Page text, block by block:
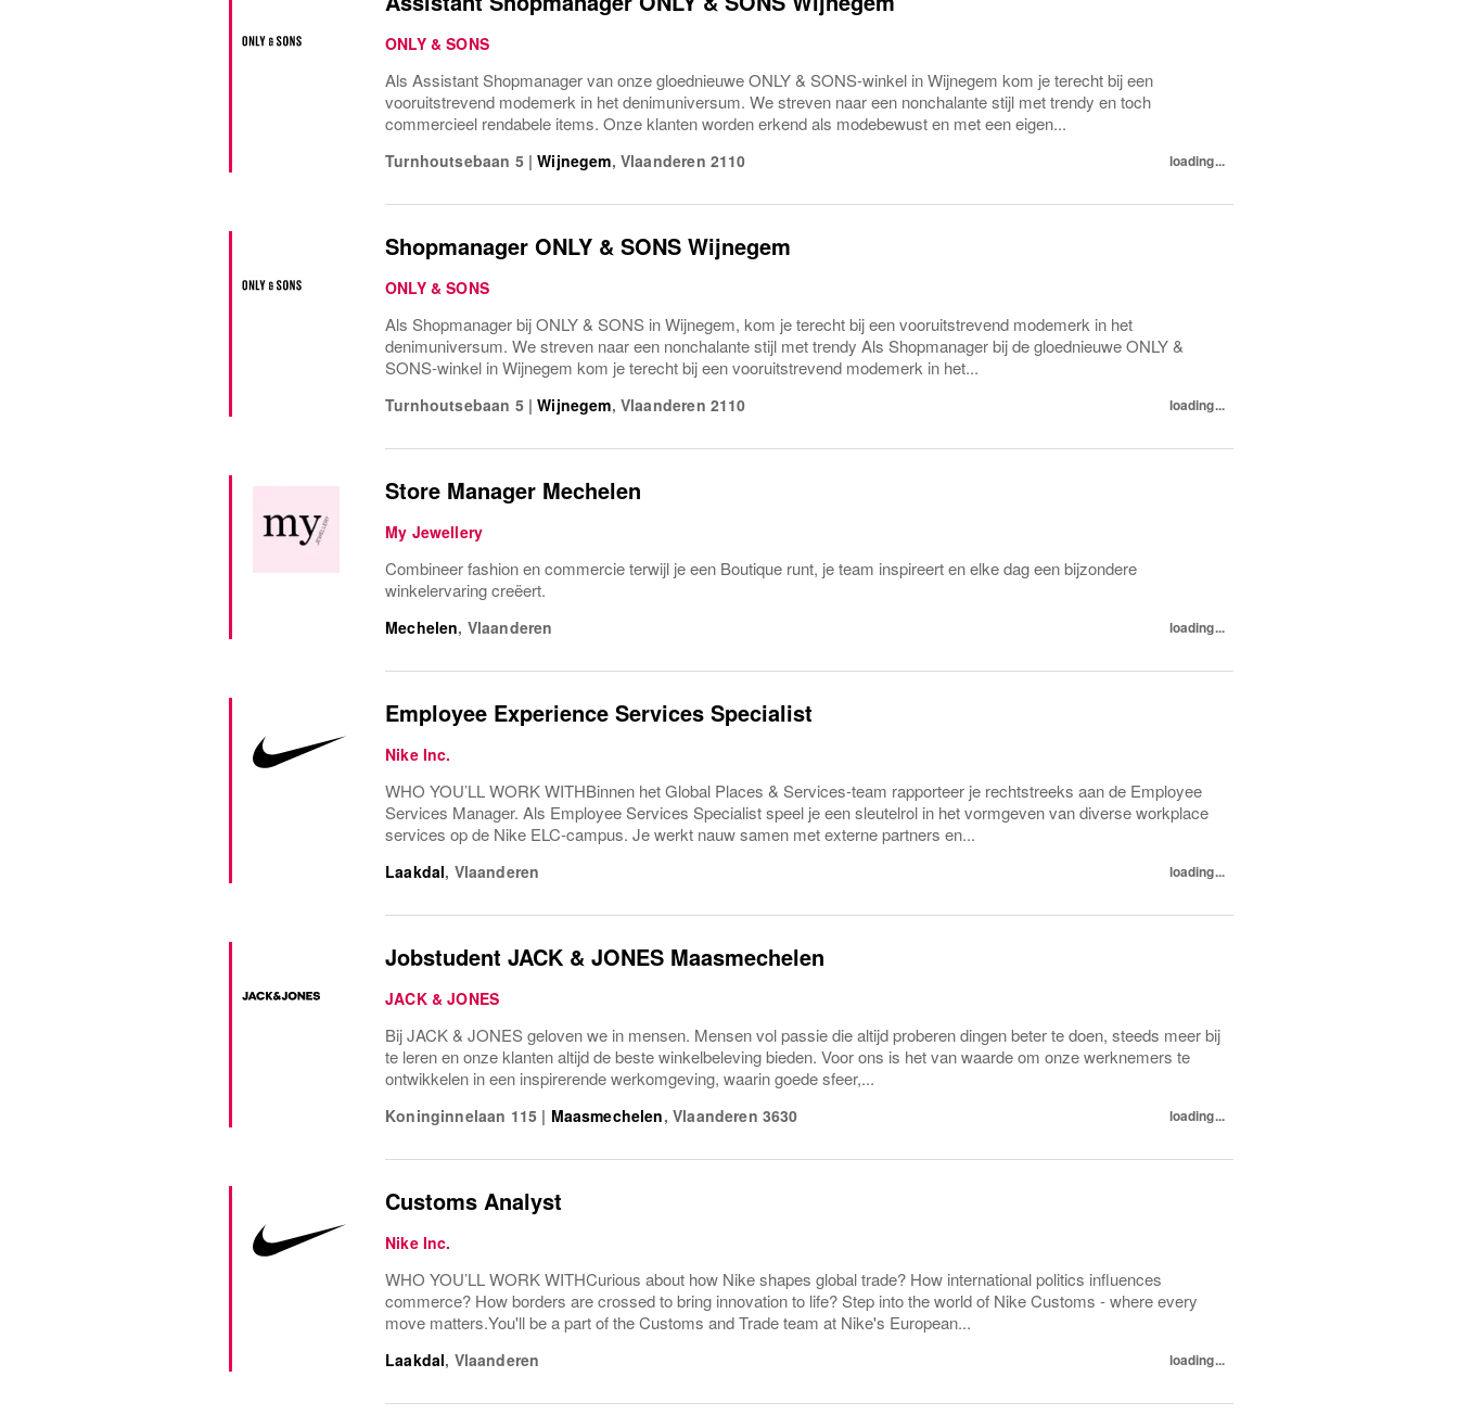
ONLY & SONS
Als Assistant Shopmanager van onze gloednieuwe ONLY & SONS-winkel in Wijnegem kom je terecht bij een
vooruitstrevend modemerk in het denimuniversum. We streven naar een nonchalante stijl met trendy en toch
commercieel rendabele items. Onze klanten worden erkend als modebewust en met een eigen...
Turnhoutsebaan 5 | Wijnegem, Vlaanderen 2110 loading...
Shopmanager ONLY & SONS Wijnegem
ONLY & SONS
Als Shopmanager bij ONLY & SONS in Wijnegem, kom je terecht bij een vooruitstrevend modemerk in het
denimuniversum. We streven naar een nonchalante stijl met trendy Als Shopmanager bij de gloednieuwe ONLY &
SONS-winkel in Wijnegem kom je terecht bij een vooruitstrevend modemerk in het...
Turnhoutsebaan 5 | Wijnegem, Vlaanderen 2110 loading...
Store Manager Mechelen
My Jewellery
Combineer fashion en commercie terwijl je een Boutique runt, je team inspireert en elke dag een bijzondere
winkelervaring creëert.
Mechelen, Vlaanderen loading...
Employee Experience Services Specialist
Nike Inc.
WHO YOU’LL WORK WITHBinnen het Global Places & Services-team rapporteer je rechtstreeks aan de Employee
Services Manager. Als Employee Services Specialist speel je een sleutelrol in het vormgeven van diverse workplace
services op de Nike ELC-campus. Je werkt nauw samen met externe partners en...
Laakdal, Vlaanderen loading...
Jobstudent JACK & JONES Maasmechelen
JACK & JONES
Bij JACK & JONES geloven we in mensen. Mensen vol passie die altijd proberen dingen beter te doen, steeds meer bij
te leren en onze klanten altijd de beste winkelbeleving bieden. Voor ons is het van waarde om onze werknemers te
ontwikkelen in een inspirerende werkomgeving, waarin goede sfeer,...
Koninginnelaan 115 | Maasmechelen,Vlaanderen 3630 loading...
Customs Analyst
Nike Inc.
WHO YOU’LL WORK WITHCurious about how Nike shapes global trade? How international politics influences
commerce? How borders are crossed to bring innovation to life? Step into the world of Nike Customs - where every
move matters.You'll be a part of the Customs and Trade team at Nike's European...
Laakdal, Vlaanderen loading...